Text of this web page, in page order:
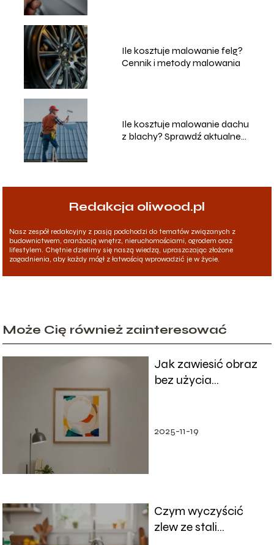
Ile kosztuje malowanie felg?
Cennik i metody malowania
Ile kosztuje malowanie dachu
z blachy? Sprawdź aktualne
Redakcja oliwood.pl
Nasz zespół redakcyjny z pasją podchodzi do tematów związanych z
budownictwem, aranżacją wnętrz, nieruchomościami, ogrodem oraz
lifestylem. Chętnie dzielimy się naszą wiedzą, upraszczając złożone
zagadnienia, aby każdy mógł z łatwością wprowadzić je w życie.
Może Cię również zainteresować
Jak zawiesić obraz
bez użycia
na ozdabianie ścian
2025-11-19
Czym wyczyścić
zlew ze stali